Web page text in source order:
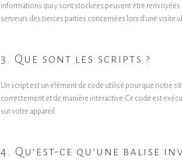
informations qui y sont stockées peuvent être renvoyées
serveurs des tierces parties concernées lors d’une visite
3. Que sont les scripts ?
Un script est un élément de code utilisé pour que notre
correctement et de manière interactive. Ce code est
sur votre appareil.
4. Qu’est-ce qu’une balise